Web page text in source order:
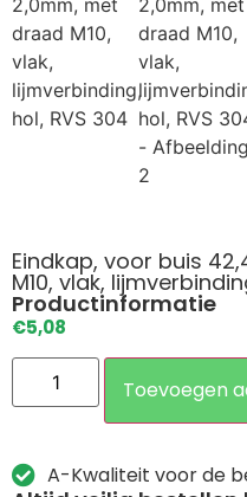
Eindkap, voor buis
M10, vlak,
Productinformatie
€5,08
Toevoegen
A-Kwaliteit voor de